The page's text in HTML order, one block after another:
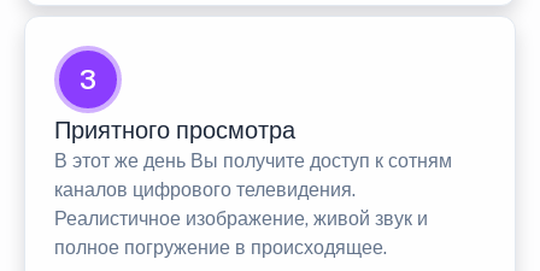
3
Приятного просмотра
В этот же день Вы получите доступ к сотням
каналов цифрового телевидения.
Реалистичное изображение, живой звук и
полное погружение в происходящее.